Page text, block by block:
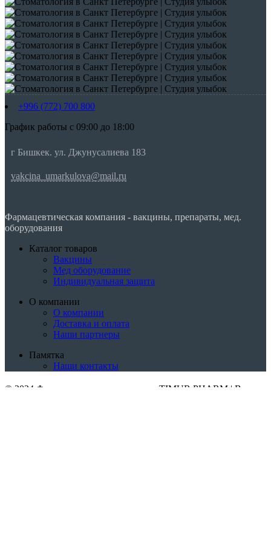
+996 (772) 700 800
График работы с 09:00 до 18:00
г Бишкек. ул. Джунусалиева 183
vakcina_umarkulova@mail.ru
Фармацевтическая компания - вакцины, препараты, мед.
оборудования
Каталог товаров
Вакцины
Мед оборудование
Индивидуальная защита
О компании
О компании
Доставка и оплата
Наши партнеры
Памятка
Наши контакты
© 2024 Фармацевтическая компания TIMUR PHARM | Все